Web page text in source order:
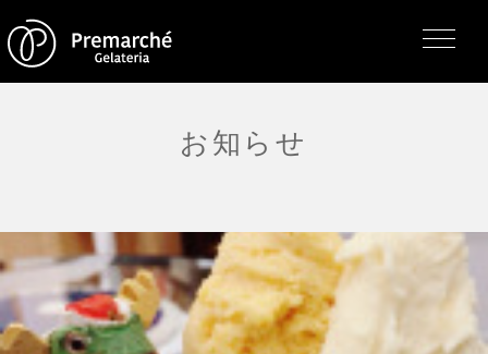
ジェラートについて
直営店・支店・分店
フレーバー（メニュー）
お知らせ